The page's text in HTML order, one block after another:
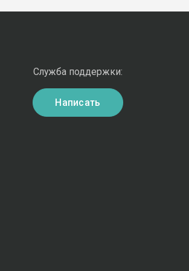
Служба поддержки:
Написать